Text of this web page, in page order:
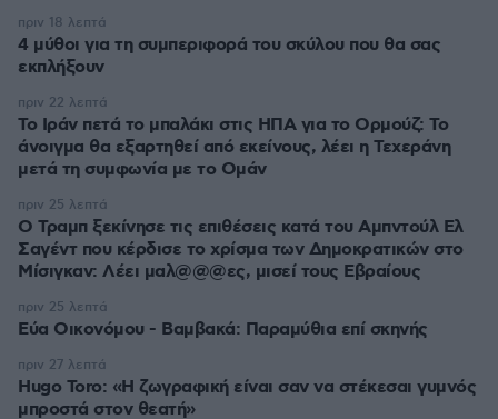
4 μύθοι για τη συμπεριφορά του σκύλου που θα σας
εκπλήξουν
πριν 18 λεπτά
Το Ιράν πετά το μπαλάκι στις ΗΠΑ για το Ορμούζ: Το
άνοιγμα θα εξαρτηθεί από εκείνους, λέει η Τεχεράνη
μετά τη συμφωνία με το Ομάν
πριν 22 λεπτά
O Τραμπ ξεκίνησε τις επιθέσεις κατά του Αμπντούλ Ελ
Σαγέντ που κέρδισε το χρίσμα των Δημοκρατικών στο
Μίσιγκαν: Λέει μαλ@@@ες, μισεί τους Εβραίους
πριν 25 λεπτά
Εύα Οικονόμου - Βαμβακά: Παραμύθια επί σκηνής
πριν 25 λεπτά
Hugo Toro: «Η ζωγραφική είναι σαν να στέκεσαι γυμνός
μπροστά στον θεατή»
πριν 27 λεπτά